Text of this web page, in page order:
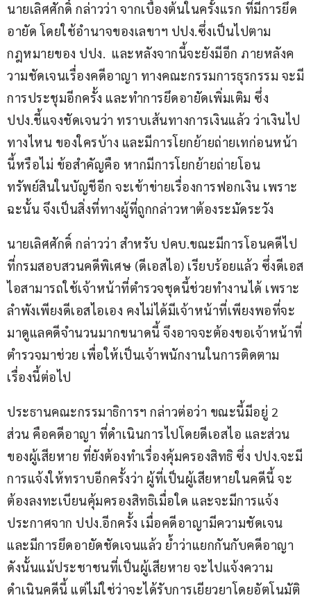
นายเลิศศักดิ์ กล่าวว่า จากเบื้องต้นในครั้งแรก ที่มีการยึด
อายัด โดยใช้อำนาจของเลขาฯ ปปง.ซึ่งเป็นไปตาม
กฎหมายของ ปปง.  และหลังจากนี้จะยังมีอีก ภายหลังค
วามชัดเจนเรื่องคดีอาญา ทางคณะกรรมการธุรกรรม จะมี
การประชุมอีกครั้ง และทำการยึดอายัดเพิ่มเติม ซึ่ง
ปปง.ชี้แจงชัดเจนว่า ทราบเส้นทางการเงินแล้ว ว่าเงินไป
ทางไหน ของใครบ้าง และมีการโยกย้ายถ่ายเทก่อนหน้า
นี้หรือไม่ ข้อสำคัญคือ หากมีการโยกย้ายถ่ายโอน
ทรัพย์สินในบัญชีอีก จะเข้าข่ายเรื่องการฟอกเงิน เพราะ
ฉะนั้น จึงเป็นสิ่งที่ทางผู้ที่ถูกกล่าวหาต้องระมัดระวัง
นายเลิศศักดิ์ กล่าวว่า สำหรับ ปคบ.ขณะมีการโอนคดีไป
ที่กรมสอบสวนคดีพิเศษ (ดีเอสไอ) เรียบร้อยแล้ว ซึ่งดีเอส
ไอสามารถใช้เจ้าหน้าที่ตำรวจชุดนี้ช่วยทำงานได้ เพราะ
ลำพังเพียงดีเอสไอเอง คงไม่ได้มีเจ้าหน้าที่เพียงพอที่จะ
มาดูแลคดีจำนวนมากขนาดนี้ จึงอาจจะต้องขอเจ้าหน้าที่
ตำรวจมาช่วย เพื่อให้เป็นเจ้าพนักงานในการติดตาม
เรื่องนี้ต่อไป
ประธานคณะกรรมาธิการฯ กล่าวต่อว่า ขณะนี้มีอยู่ 2
ส่วน คือคดีอาญา ที่ดำเนินการไปโดยดีเอสไอ และส่วน
ของผู้เสียหาย ที่ยังต้องทำเรื่องคุ้มครองสิทธิ ซึ่ง ปปง.จะมี
การแจ้งให้ทราบอีกครั้งว่า ผู้ที่เป็นผู้เสียหายในคดีนี้ จะ
ต้องลงทะเบียนคุ้มครองสิทธิเมื่อใด และจะมีการแจ้ง
ประกาศจาก ปปง.อีกครั้ง เมื่อคดีอาญามีความชัดเจน
และมีการยึดอายัดชัดเจนแล้ว ย้ำว่าแยกกันกับคดีอาญา
ดังนั้นแม้ประชาชนที่เป็นผู้เสียหาย จะไปแจ้งความ
ดำเนินคดีนี้ แต่ไม่ใช่ว่าจะได้รับการเยียวยาโดยอัตโนมัติ